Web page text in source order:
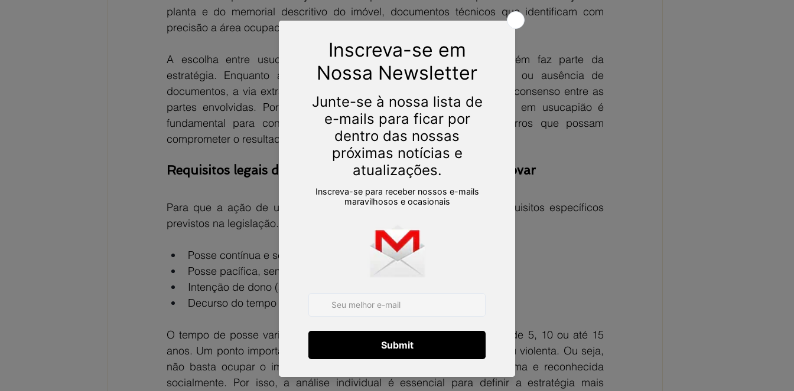
planta e do memorial descritivo do imóvel, documentos técnicos que identificam com
precisão a área ocupada.
A escolha entre usucapião judicial e usucapião extrajudicial também faz parte da
estratégia. Enquanto a via judicial é utilizada quando há conflitos ou ausência de
documentos, a via extrajudicial pode ser mais rápida, desde que haja consenso entre as
partes envolvidas. Por fim, a atuação de um advogado especialista em usucapião é
fundamental para conduzir o processo com segurança e evitar erros que possam
comprometer o resultado.
Requisitos legais da usucapião: o que é necessário comprovar
Para que a ação de usucapião seja aceita, é necessário cumprir requisitos específicos
previstos na legislação. Entre os principais, destacam-se:
Posse contínua e sem interrupções
Posse pacífica, sem disputas ou conflitos
Intenção de dono (animus domini)
Decurso do tempo mínimo exigido por lei
O tempo de posse varia conforme o tipo de usucapião, podendo ser de 5, 10 ou até 15
anos. Um ponto importante é que a posse não pode ser clandestina ou violenta. Ou seja,
não basta ocupar o imóvel, é preciso que essa ocupação seja legítima e reconhecida
socialmente. Por isso, a análise individual é essencial para definir a estratégia mais